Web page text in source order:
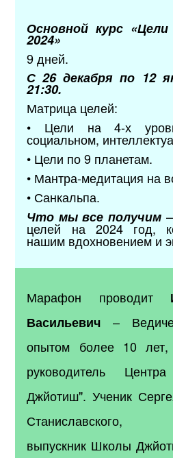
Основной курс
2024»
9 дней.
С 26 декабря по 12
21:30.
Матрица целей:
• Цели на 4-х
социальном,
• Цели по 9 планетам.
• Мантра-медитация на
• Санкальпа.
Что мы все получим
целей на 2024 год,
нашим вдохновением и
Марафон проводит
Васильевич –
опытом более 10 лет,
руководитель
Джйотиш". Ученик
Станиславского,
выпускник Школы